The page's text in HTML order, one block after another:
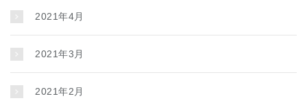
2021年4月
2021年3月
2021年2月